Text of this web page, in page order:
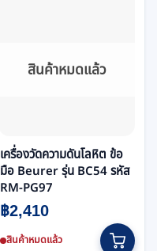
สินค้าหมดแล้ว
เครื่องวัดความดันโลหิต ข้อ
มือ Beurer รุ่น BC54 รหัส
RM-PG97
฿2,410
สินค้าหมดแล้ว